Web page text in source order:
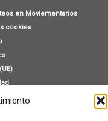
en Moviementarios
cookies